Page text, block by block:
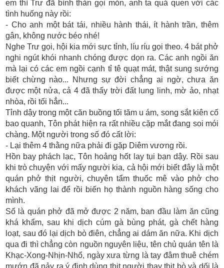
em thì Trư đã bình thản gọi món, anh ta quá quen với các
tình huống này rồi:
- Cho anh một bát tái, nhiều hành thái, ít hành trần, thêm
gân, không nước béo nhé!
Nghe Trư gọi, hội kia mới sực tỉnh, líu ríu gọi theo. 4 bát phở
nghi ngút khói nhanh chóng được dọn ra. Các anh ngồi ăn
mà lại có các em ngồi cạnh tỉ tê quạt mát, thật sung sướng
biết chừng nào... Nhưng sự đời chẳng ai ngờ, chưa ăn
được một nửa, cả 4 đã thấy trời đất lung linh, mờ ảo, nhạt
nhòa, rồi tối hẳn...
Tỉnh dậy trong một căn buồng tối tăm u ám, song sắt kiên cố
bao quanh, Tôn phát hiện ra rất nhiều cặp mắt đang soi mói
chàng. Một người trong số đó cất lời:
- Lại thêm 4 thằng nữa phải đi gặp Diêm vương rồi.
Hồn bay phách lạc, Tôn hoảng hốt lay tụi bạn dậy. Rồi sau
khi trò chuyện với mấy người kia, cả hội mới biết đây là một
quán phở thịt người, chuyên tẩm thuốc mê vào phở cho
khách vãng lai để rồi biến họ thành nguồn hàng sống cho
mình.
Số là quán phở đã mở được 2 năm, ban đầu làm ăn cũng
khá khẩm, sau khi dịch cúm gà bùng phát, gà chết hàng
loạt, sau đó lại dịch bò điên, chẳng ai dám ăn nữa. Khi dịch
qua đi thì chẳng còn nguồn nguyên liệu, tên chủ quán tên là
Khạc-Xong-Nhịn-Nhổ, ngày xưa từng là tay đâm thuê chém
mướn đã nảy ra ý định dùng thịt người thay thịt bò và dối là